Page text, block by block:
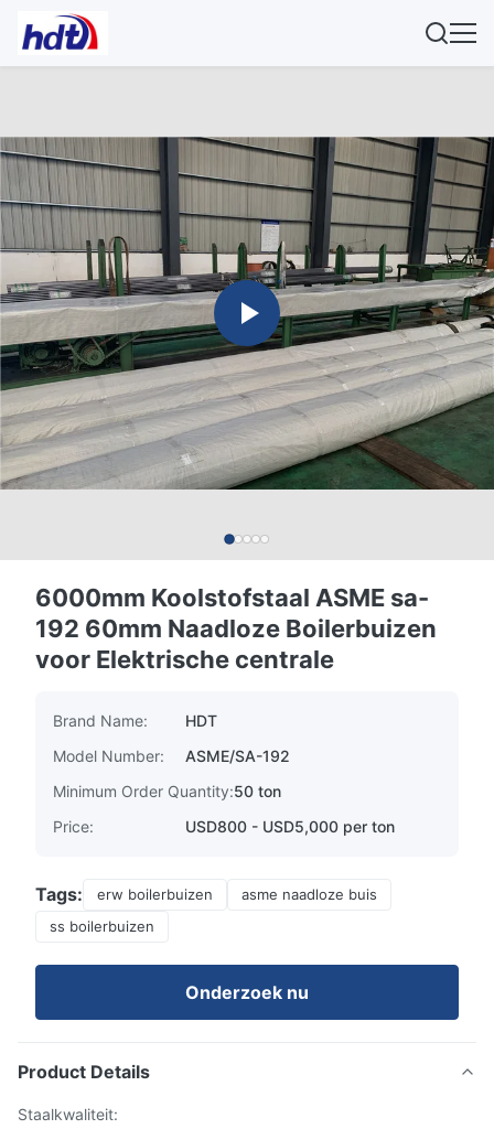
6000mm Koolstofstaal ASME sa-
192 60mm Naadloze Boilerbuizen
voor Elektrische centrale
Brand Name:
HDT
Model Number:
ASME/SA-192
Minimum Order Quantity:50 ton
Price:
USD800 - USD5,000 per ton
Tags: erw boilerbuizen
asme naadloze buis
ss boilerbuizen
Onderzoek nu
Product Details
Staalkwaliteit: